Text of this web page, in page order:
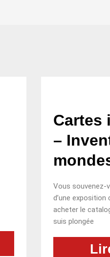
Cartes
–
Vous souvenez-
d’une exposition
acheter le
suis plongée